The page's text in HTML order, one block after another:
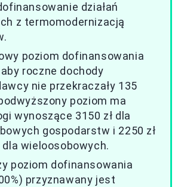
działań
z termomodernizacją
poziom dofinansowania
roczne dochody
nie przekraczały 135
poziom ma
wynoszące 3150 zł dla
gospodarstw i 2250 zł
dla wieloosobowych.
poziom dofinansowania
przyznawany jest